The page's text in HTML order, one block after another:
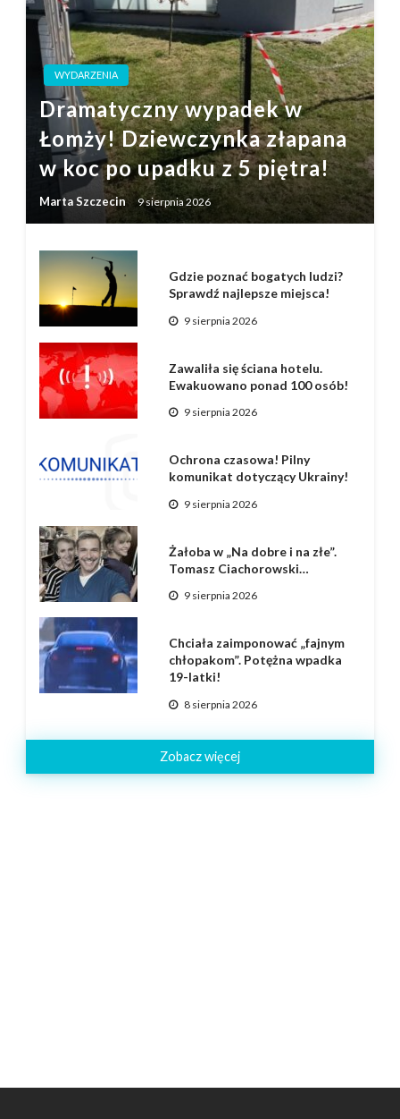
WYDARZENIA
Dramatyczny wypadek w
Łomży! Dziewczynka złapana
w koc po upadku z 5 piętra!
Marta Szczecin 9 sierpnia 2026
Gdzie poznać bogatych ludzi?
Sprawdź najlepsze miejsca!
9 sierpnia 2026
Zawaliła się ściana hotelu.
Ewakuowano ponad 100 osób!
9 sierpnia 2026
Ochrona czasowa! Pilny
komunikat dotyczący Ukrainy!
9 sierpnia 2026
Żałoba w „Na dobre i na złe”.
Tomasz Ciachorowski…
9 sierpnia 2026
Chciała zaimponować „fajnym
chłopakom”. Potężna wpadka
19-latki!
8 sierpnia 2026
Zobacz więcej